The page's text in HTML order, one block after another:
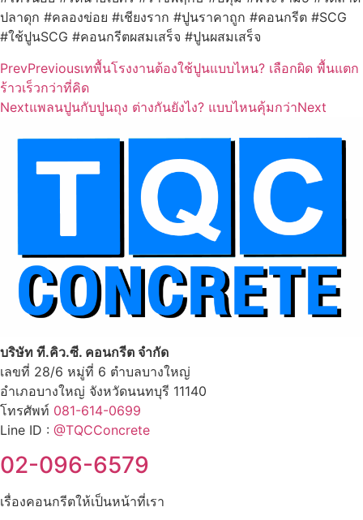
ปลาดุก #คลองข่อย #เชียงราก #ปูนราคาถูก #คอนกรีต #SCG
#ใช้ปูนSCG #คอนกรีตผสมเสร็จ #ปูนผสมเสร็จ
PrevPreviousเทพื้นโรงงานต้องใช้ปูนแบบไหน? เลือกผิด พื้นแตก
ร้าวเร็วกว่าที่คิด
Nextแพลนปูนกับปูนถุง ต่างกันยังไง? แบบไหนคุ้มกว่าNext
บริษัท ที.คิว.ซี. คอนกรีต จำกัด
เลขที่ 28/6 หมู่ที่ 6 ตำบลบางใหญ่
อำเภอบางใหญ่ จังหวัดนนทบุรี 11140
โทรศัพท์ 081-614-0699
Line ID : @TQCConcrete
02-096-6579
เรื่องคอนกรีตให้เป็นหน้าที่เรา